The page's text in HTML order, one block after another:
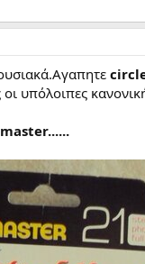
υπόλοιπες